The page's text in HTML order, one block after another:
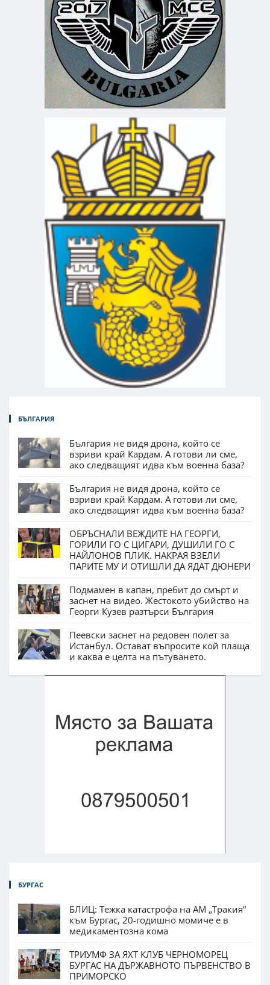
БЪЛГАРИЯ
България не видя дрона, който се
взриви край Кардам. А готови ли сме,
ако следващият идва към военна база?
България не видя дрона, който се
взриви край Кардам. А готови ли сме,
ако следващият идва към военна база?
ОБРЪСНАЛИ ВЕЖДИТЕ НА ГЕОРГИ,
ГОРИЛИ ГО С ЦИГАРИ, ДУШИЛИ ГО С
НАЙЛОНОВ ПЛИК. НАКРАЯ ВЗЕЛИ
ПАРИТЕ МУ И ОТИШЛИ ДА ЯДАТ ДЮНЕРИ
Подмамен в капан, пребит до смърт и
заснет на видео. Жестокото убийство на
Георги Кузев разтърси България
Пеевски заснет на редовен полет за
Истанбул. Остават въпросите кой плаща
и каква е целта на пътуването.
БУРГАС
БЛИЦ: Тежка катастрофа на АМ „Тракия“
към Бургас, 20-годишно момиче е в
медикаментозна кома
ТРИУМФ ЗА ЯХТ КЛУБ ЧЕРНОМОРЕЦ
БУРГАС НА ДЪРЖАВНОТО ПЪРВЕНСТВО В
ПРИМОРСКО